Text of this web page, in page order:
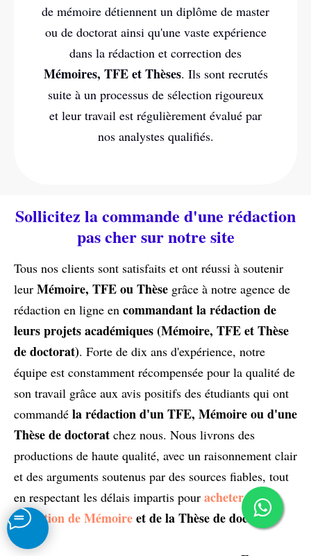
de mémoire détiennent un diplôme de master
ou de doctorat ainsi qu'une vaste expérience
dans la rédaction et correction des
Mémoires, TFE et Thèses. Ils sont recrutés
suite à un processus de sélection rigoureux
et leur travail est régulièrement évalué par
nos analystes qualifiés.
Sollicitez la commande d'une rédaction
pas cher sur notre site
Tous nos clients sont satisfaits et ont réussi à soutenir
leur Mémoire, TFE ou Thèse grâce à notre agence de
rédaction en ligne en commandant la rédaction de
leurs projets académiques (Mémoire, TFE et Thèse
de doctorat). Forte de dix ans d'expérience, notre
équipe est constamment récompensée pour la qualité de
son travail grâce aux avis positifs des étudiants qui ont
commandé la rédaction d'un TFE, Mémoire ou d'une
Thèse de doctorat chez nous. Nous livrons des
productions de haute qualité, avec un raisonnement clair
et des arguments soutenus par des sources fiables, tout
en respectant les délais impartis pour acheter une
rédaction de Mémoireet de la Thèse de doctorat.